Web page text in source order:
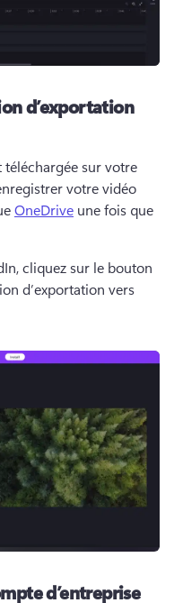
d’exportation
sur votre
votre vidéo
OneDrive une fois que
cliquez sur le bouton
d’exportation vers
d’entreprise